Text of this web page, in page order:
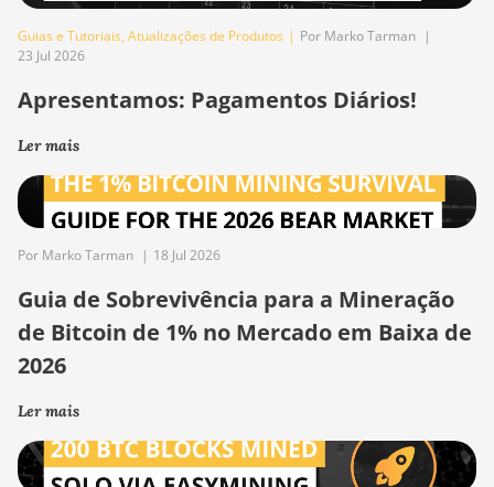
Guias e Tutoriais, Atualizações de Produtos | Por Marko Tarman |
23 Jul 2026
Apresentamos: Pagamentos Diários!
Ler mais
Por Marko Tarman | 18 Jul 2026
Guia de Sobrevivência para a Mineração
de Bitcoin de 1% no Mercado em Baixa de
2026
Ler mais